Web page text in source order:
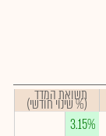
תשואת המדד
(% שינוי חודשי)
3.15%